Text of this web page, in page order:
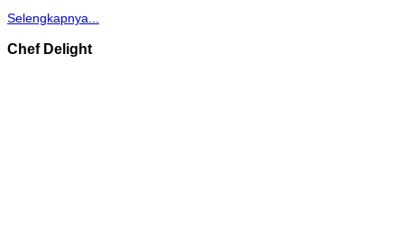
Selengkapnya...
Chef Delight